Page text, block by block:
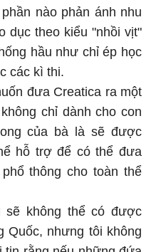
nào phản ánh nhu
dục theo kiểu "nhồi vịt"
hầu như chỉ ép học
các kì thi.
đưa Creatica ra một
chỉ dành cho con
của bà là sẽ được
hỗ trợ để có thể đưa
thông cho toàn thể
không thể có được
Quốc, nhưng tôi không